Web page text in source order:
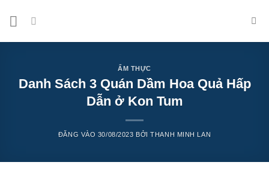
ẨM THỰC
Danh Sách 3 Quán Dầm Hoa Quả Hấp
Dẫn ở Kon Tum
ĐĂNG VÀO 30/08/2023 BỞITHANH MINH LAN